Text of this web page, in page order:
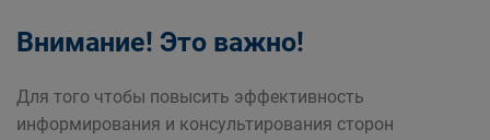
Внимание! Это важно!
Для того чтобы повысить эффективность
информирования и консультирования сторон